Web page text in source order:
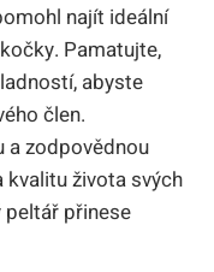
​najít ideální​
Pamatujte,
abyste
člen.
a zodpovědnou‌
života ⁤svých
peltář přinese